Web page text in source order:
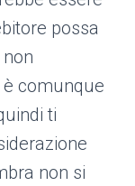
possa
è comunque
ti
non si